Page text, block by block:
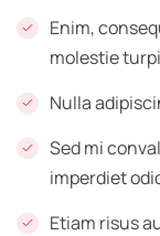
Enim,
molestie
Nulla
Sed mi
imperdiet
Etiam risus